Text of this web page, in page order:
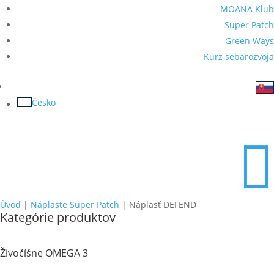
MOANA Klub
Super Patch
Green Ways
Kurz sebarozvoja
Česko

Úvod | Náplaste Super Patch | Náplasť DEFEND
Kategórie produktov
Živočíšne OMEGA 3